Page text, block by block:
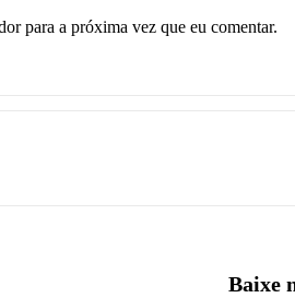
para a próxima vez que eu comentar.
Baixe